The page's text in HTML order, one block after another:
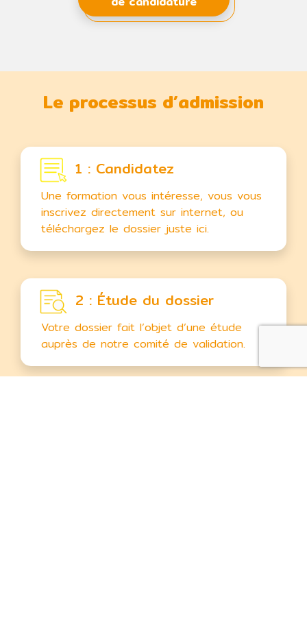
Le processus d’admission
1 : Candidatez
Une formation vous intéresse, vous vous
inscrivez directement sur internet, ou
téléchargez le dossier juste ici.
2 : Étude du dossier
Votre dossier fait l’objet d’une étude
auprès de notre comité de validation.